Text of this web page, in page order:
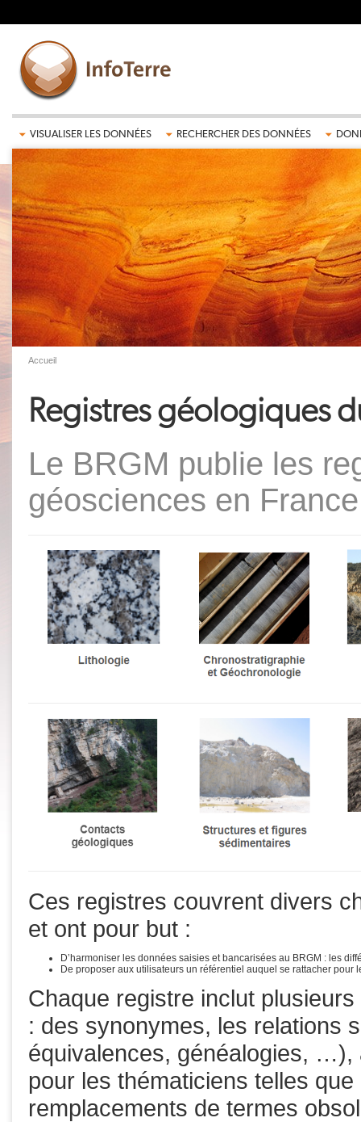
VISUALISER LES DONNÉES RECHERCHER DES DONNÉES
Accueil
Registres géologiques
Le BRGM publie les
géosciences en France
Ces registres couvrent divers
et ont pour but :
D’harmoniser les données saisies et bancarisées au BRGM : les
De proposer aux utilisateurs un référentiel auquel se rattacher pour
Chaque registre inclut
: des synonymes, les relations
équivalences, généalogies, …),
pour les thématiciens telles
remplacements de termes